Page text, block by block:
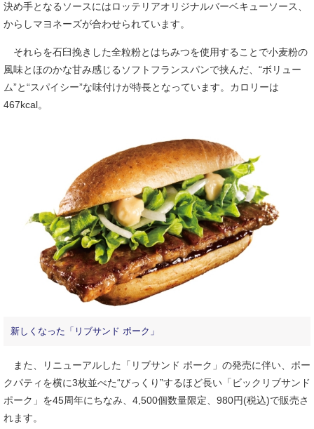
決め手となるソースにはロッテリアオリジナルバーベキューソース、
からしマヨネーズが合わせられています。
それらを石臼挽きした全粒粉とはちみつを使用することで小麦粉の
風味とほのかな甘み感じるソフトフランスパンで挟んだ、“ボリュー
ム”と“スパイシー”な味付けが特長となっています。カロリーは
467kcal。
新しくなった「リブサンド ポーク」
また、リニューアルした「リブサンド ポーク」の発売に伴い、ポー
クパティを横に3枚並べた“びっくり”するほど長い「ビックリブサンド
ポーク」を45周年にちなみ、4,500個数量限定、980円(税込)で販売さ
れます。